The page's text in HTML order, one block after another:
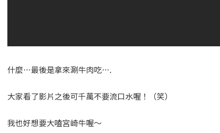
什麼…最後是拿來涮牛肉吃….
大家看了影片之後可千萬不要流口水喔！（笑）
我也好想要大嗑宮崎牛喔～